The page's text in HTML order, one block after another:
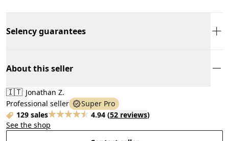
Selency guarantees
About this seller
🇮🇹 Jonathan Z.
Professional seller
Super Pro
129 sales
4.94 (52 reviews)
See the shop